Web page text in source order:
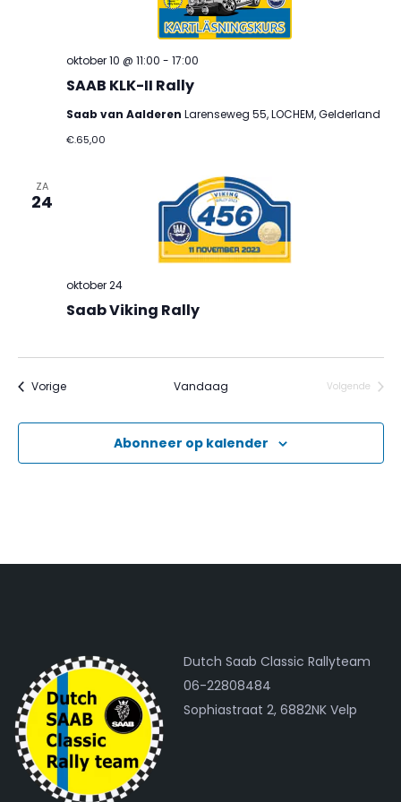
SAAB KLK-II Rally
oktober 10 @ 11:00 - 17:00
Saab van Aalderen Larenseweg 55, LOCHEM, Gelderland
€.65,00
ZA
24
Saab Viking Rally
oktober 24
VorigeEvenementen Vandaag
Volgende
Abonneer op kalender
Dutch Saab Classic Rallyteam
06-22808484
Sophiastraat 2, 6882NK Velp